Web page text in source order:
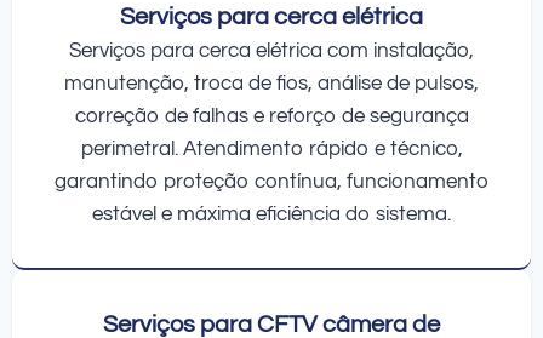
Serviços para cerca elétrica
Serviços para cerca elétrica com instalação,
manutenção, troca de fios, análise de pulsos,
correção de falhas e reforço de segurança
perimetral. Atendimento rápido e técnico,
garantindo proteção contínua, funcionamento
estável e máxima eficiência do sistema.
Serviços para CFTV câmera de